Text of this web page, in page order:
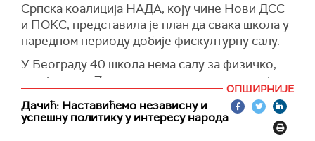
деца. То значи да смо решили правосуђе,
здравство, локалну самоуправу, полицију и
све друге институције“, каже Ана Пејић из
Покрета “Отете бебе“.
Српска коалиција НАДА, коју чине Нови ДСС
и ПОКС, представила је план да свака школа у
наредном периоду добије фискултурну салу.
У Београду 40 школа нема салу за физичко,
што је свака 7. школа, наводи ова коалиција.
“Коалиција НАДА ће се дефинитивно борити
да кроз један програм од 5, 6 година озбиљног
ОПШИРНИЈЕ
Дачић: Наставићемо независну и
успешну политику у интересу народа